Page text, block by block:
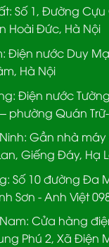
Số 1, Đường
Hoài Đức, Hà Nội
Điện nước Duy
Hà Nội
Điện nước
phường Quán
Gần nhà
Giếng Đáy, Hạ
: Số 10 đường Đa
Sơn - Anh Việt
: Cửa hàng
Phú 2, Xã Điện